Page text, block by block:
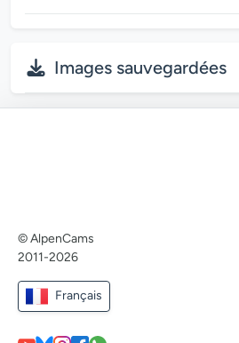
Images sauvegardées
© AlpenCams
2011-2026
Français